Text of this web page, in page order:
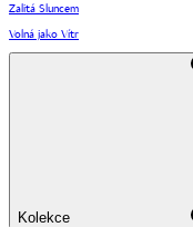
Zalitá Sluncem
Volná jako Vítr
Kolekce